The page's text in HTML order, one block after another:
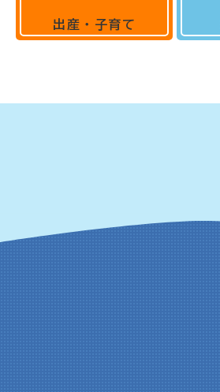
出産・子育て